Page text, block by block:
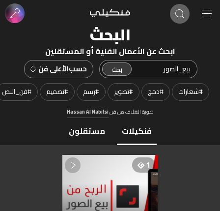
البحث
ابحث عن الأعمال الفنية أو المستقلين
حسبالأعلى فن
#شعارات #دمج #تصوير #رسم #تصميم #فن_النص
صورة الغلاف من فنHassan Al Nabilsi
فنكيلات مستقلون
1